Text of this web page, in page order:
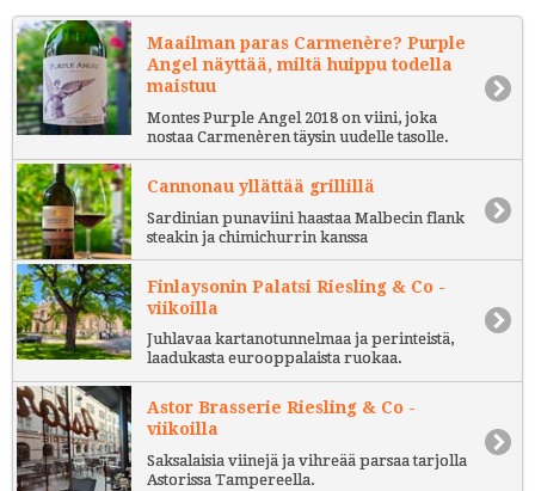
Maailman paras Carmenère? Purple
Angel näyttää, miltä huippu todella
maistuu
Montes Purple Angel 2018 on viini, joka
nostaa Carmenèren täysin uudelle tasolle.
Cannonau yllättää grillillä
Sardinian punaviini haastaa Malbecin flank
steakin ja chimichurrin kanssa
Finlaysonin Palatsi Riesling & Co -
viikoilla
Juhlavaa kartanotunnelmaa ja perinteistä,
laadukasta eurooppalaista ruokaa.
Astor Brasserie Riesling & Co -
viikoilla
Saksalaisia viinejä ja vihreää parsaa tarjolla
Astorissa Tampereella.